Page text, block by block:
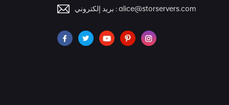
بريد إلكتروني :alice@storservers.com